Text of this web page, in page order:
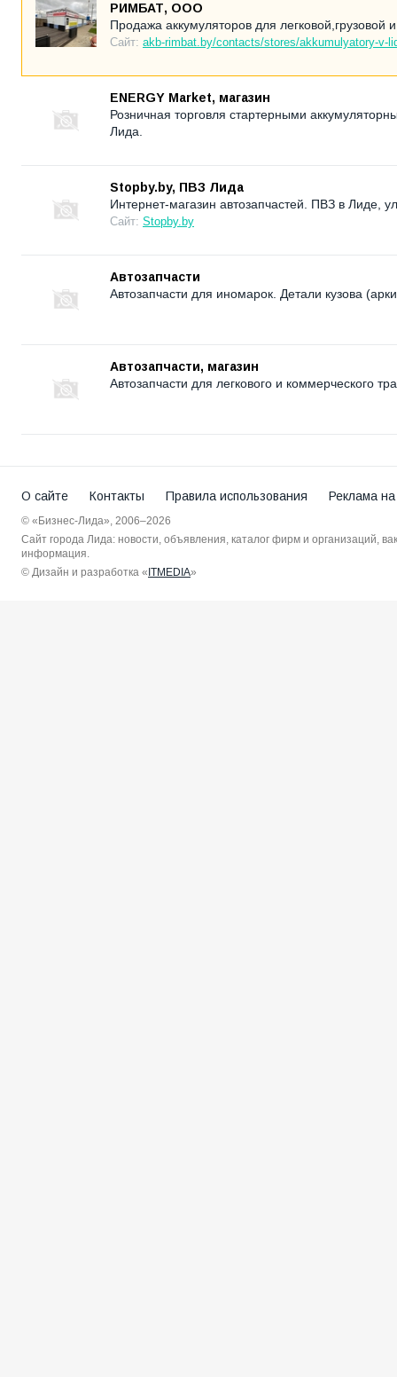
РИМБАТ, ООО
Продажа аккумуляторов для легковой,грузовой
Сайт: akb-rimbat.by/contacts/stores/akkumulyatory-v-
ENERGY Market, магазин
Розничная торговля стартерными
Лида.
Stopby.by, ПВЗ Лида
Интернет-магазин автозапчастей. ПВЗ в Лиде,
Сайт: Stopby.by
Автозапчасти
Автозапчасти для иномарок. Детали кузова
Автозапчасти, магазин
Автозапчасти для легкового и коммерческого
О сайте Контакты Правила использования Реклама
© «Бизнес-Лида», 2006–2026
Сайт города Лида: новости, объявления, каталог фирм и организаций,
информация.
© Дизайн и разработка « ITMEDIA»